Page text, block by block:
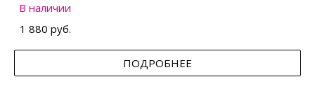
В наличии
1 880 руб.
ПОДРОБНЕЕ